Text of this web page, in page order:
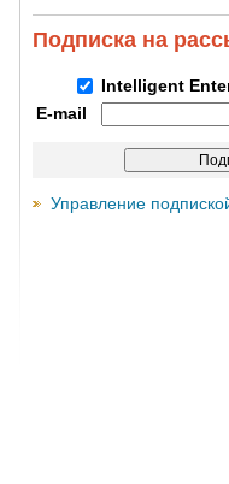
Подписка на
Intelligent
E-mail
Управление